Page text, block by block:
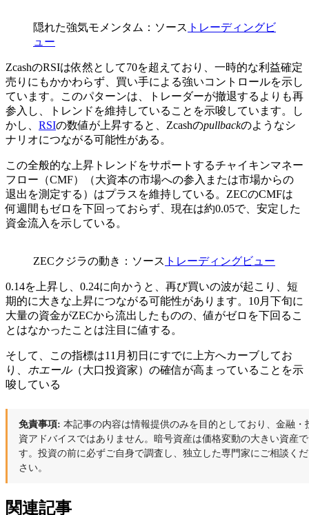
隠れた強気モメンタム：ソース トレーディングビ
ュー
ZcashのRSIは依然として70を超えており、一時的な利益確定
売りにもかかわらず、買い手による強いコントロールを示し
ています。このパターンは、トレーダーが撤退するよりも再
参入し、トレンドを維持していることを示唆しています。し
かし、 RSIの数値が上昇すると、Zcashのpullbackのようなシ
ナリオにつながる可能性がある。
この全般的な上昇トレンドをサポートするチャイキンマネー
フロー（CMF）（大資本の市場への参入または市場からの
退出を測定する）はプラスを維持している。ZECのCMFは
何週間もゼロを下回っておらず、現在は約0.05で、安定した
資金流入を示している。
ZECクジラの動き：ソース トレーディングビュー
0.14を上昇し、0.24に向かうと、再び買いの波が起こり、短
期的に大きな上昇につながる可能性があります。10月下旬に
大量の資金がZECから流出したものの、値がゼロを下回るこ
とはなかったことは注目に値する。
そして、この指標は11月初日にすでに上方へカーブしてお
り、 ホエール（大口投資家）の確信が高まっていることを示
唆している
免責事項: 本記事の内容は情報提供のみを目的としており、金融・
資アドバイスではありません。暗号資産は価格変動の大きい資産で
す。投資の前に必ずご自身で調査し、独立した専門家にご相談くだ
さい。
関連記事